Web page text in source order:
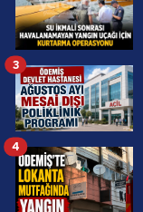
3
4